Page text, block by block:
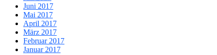
Juni 2017
Mai 2017
April 2017
März 2017
Februar 2017
Januar 2017